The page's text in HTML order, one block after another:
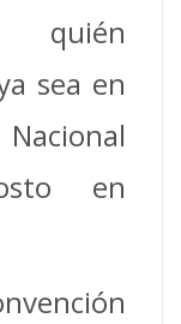
quién
sea en
en